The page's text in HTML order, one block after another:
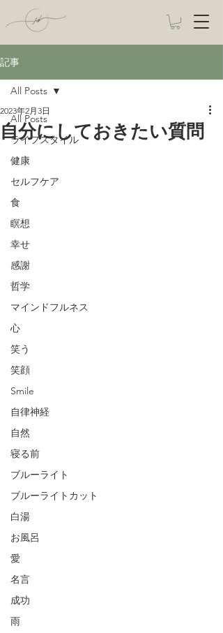
記事
All Posts
ライフスタイル
健康
セルフケア
食
瞑想
幸せ
感謝
哲学
マインドフルネス
心
笑う
笑顔
Smile
自律神経
自然
寝る前
ブルーライト
ブルーライトカット
白湯
お風呂
愛
名言
成功
雨
All Posts
自分にしておきたい質問
2023年2月3日